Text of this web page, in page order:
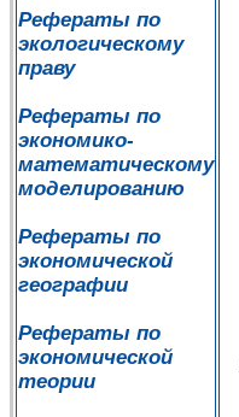
Рефераты по
экологическому
праву
Рефераты по
экономико-
математическому
моделированию
Рефераты по
экономической
географии
Рефераты по
экономической
теории